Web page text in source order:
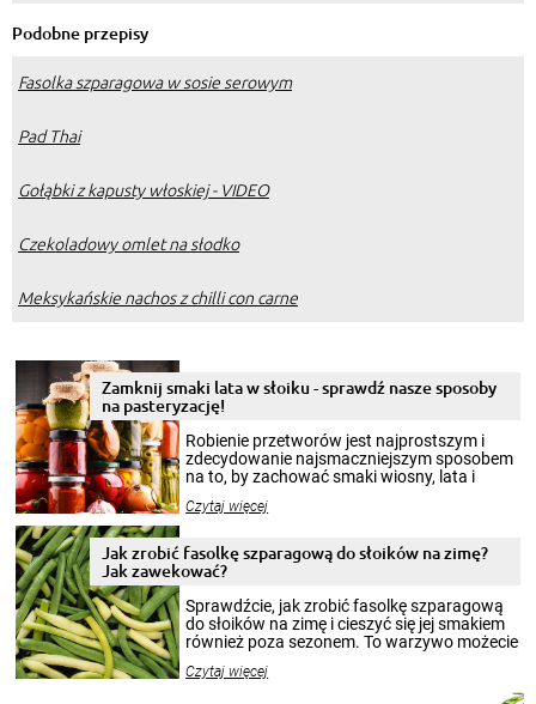
Podobne przepisy
Fasolka szparagowa w sosie serowym
Pad Thai
Gołąbki z kapusty włoskiej - VIDEO
Czekoladowy omlet na słodko
Meksykańskie nachos z chilli con carne
Zamknij smaki lata w słoiku - sprawdź nasze sposoby
na pasteryzację!
Robienie przetworów jest najprostszym i
zdecydowanie najsmaczniejszym sposobem
na to, by zachować smaki wiosny, lata i
krajobrazów, by cieszyć nimi oko w sezonie
pełni poczuć atmosferę cieplejszych
miesięcy. Przygotowanie słoików ze
smakowitą zawartością musi obejmować
patenty, które pozwolą zachować świeżość
przetworów.
Czytaj więcej
Jak zrobić fasolkę szparagową do słoików na zimę?
Jak zawekować?
Sprawdźcie, jak zrobić fasolkę szparagową
do słoików na zimę i cieszyć się jej smakiem
również poza sezonem. To warzywo możecie
nasze propozycje!
Czytaj więcej